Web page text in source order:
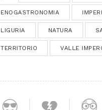
ENOGASTRONOMIA
LIGURIA NATURA
TERRITORIO VALLE